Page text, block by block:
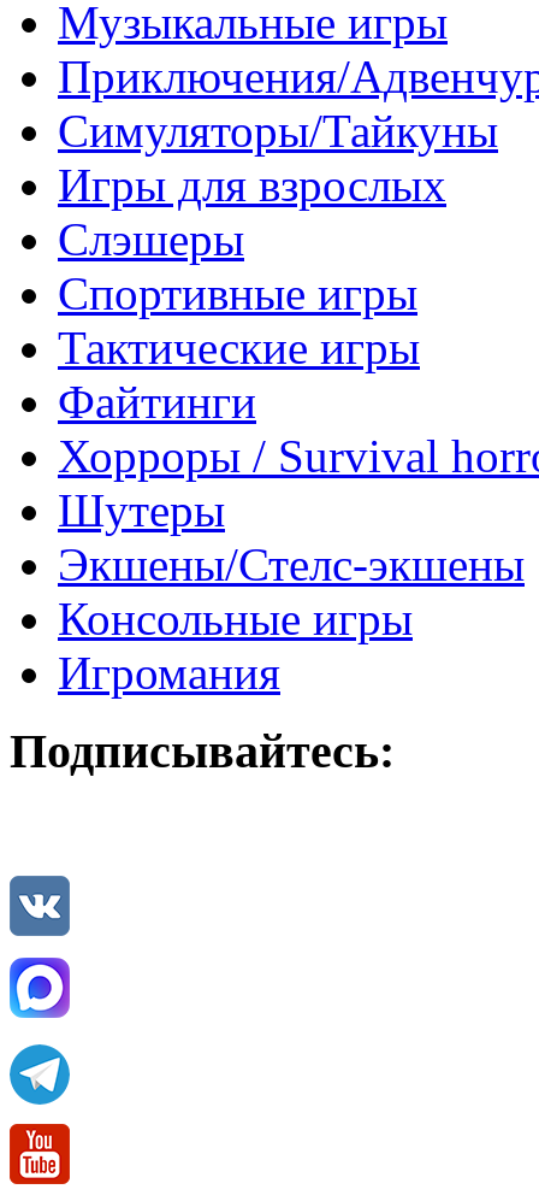
Музыкальные игры
Приключения/
Симуляторы/Тайкуны
Игры для взрослых
Слэшеры
Спортивные игры
Тактические игры
Файтинги
Хорроры / Survival
Шутеры
Экшены/Стелс-экшены
Консольные игры
Игромания
Подписывайтесь: